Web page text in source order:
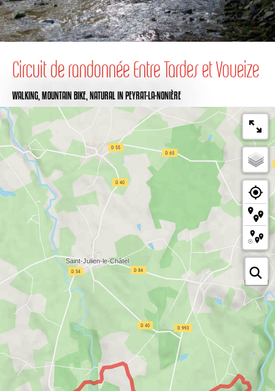
Circuit de randonnée Entre Tardes et Voueize
WALKING,MOUNTAIN BIKE,NATURALIN PEYRAT-LA-NONIÈRE